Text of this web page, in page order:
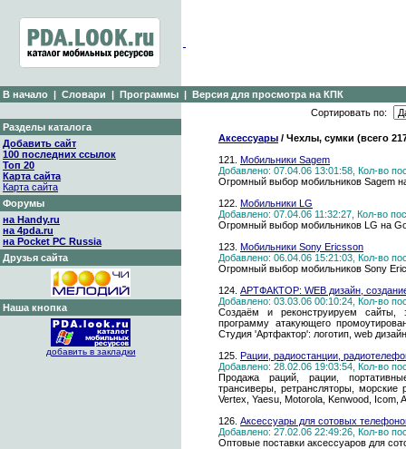
В начало | Словари | Программы | Версия для просмотра на КПК
Разделы каталога
Добавить сайт
100 последних ссылок
Топ 20
Карта сайта
Карта сайта
Форумы
на Handy.ru
на 4pda.ru
на Pocket PC Russia
Друзья сайта
Наша кнопка
добавить в закладки
Сортировать по:
Аксессуары / Чехлы, сумки (всего
121. Мобильники Sagem
Добавлено: 07.04.06 13:01:58, Кол-во
Огромный выбор мобильников Sagem
122. Мобильники LG
Добавлено: 07.04.06 11:32:27, Кол-во
Огромный выбор мобильников LG на
123. Мобильники Sony Ericsson
Добавлено: 06.04.06 15:21:03, Кол-во
Огромный выбор мобильников Sony
124. АРТФАКТОР: WEB дизайн,
Добавлено: 03.03.06 00:10:24, Кол-во
Создаём и реконструируем сайты,
программу атакующего
Студия 'Артфактор': логотип, web
125. Рации, радиостанции,
Добавлено: 28.02.06 19:03:54, Кол-во
Продажа раций, рации,
трансиверы, ретрансляторы, морские
Vertex, Yaesu, Motorola, Kenwood, Icom,
126. Аксессуары для сотовых
Добавлено: 27.02.06 22:49:26, Кол-во
Оптовые поставки аксессуаров для